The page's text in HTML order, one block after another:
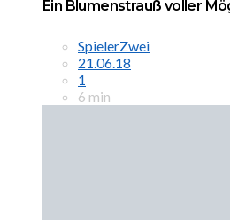
Ein Blumenstrauß voller
SpielerZwei
21.06.18
1
6 min